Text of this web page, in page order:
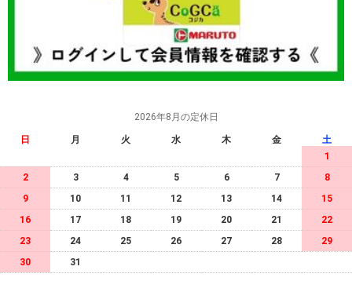
2026年8月の定休日
日 月 火 水 木 金
土
1
2
3 4 5 6 7
8
9
10 11 12 13 14
15
16
17 18 19 20 21
22
23
24 25 26 27 28
29
30
31